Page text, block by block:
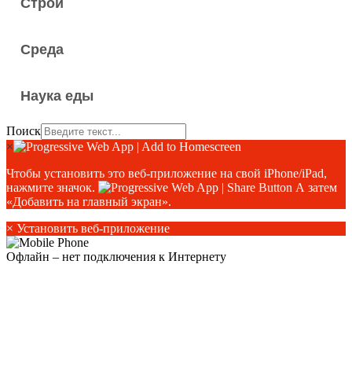
Строй
Среда
Наука еды
Поиск
×
Чтобы установить это веб-приложение на свой iPhone/iPad,
нажмите значок.
А затем
«Добавить на главный экран».
× Установить веб-приложение
Офлайн – нет подключения к Интернету